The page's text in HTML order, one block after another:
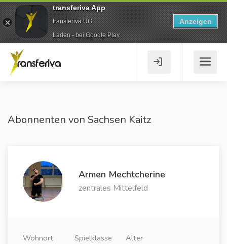
Abonnenten von Sachsen Kaitz
Armen Mechtcherine
zentrales Mittelfeld
Wohnort
Spielklasse
Alter
transferiva App
transferiva UG
Laden - bei Google Play
Anzeigen